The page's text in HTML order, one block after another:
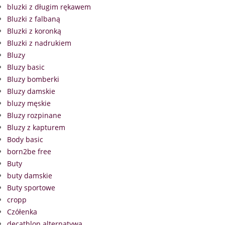
bluzki z długim rękawem
Bluzki z falbaną
Bluzki z koronką
Bluzki z nadrukiem
Bluzy
Bluzy basic
Bluzy bomberki
Bluzy damskie
bluzy męskie
Bluzy rozpinane
Bluzy z kapturem
Body basic
born2be free
Buty
buty damskie
Buty sportowe
cropp
Czółenka